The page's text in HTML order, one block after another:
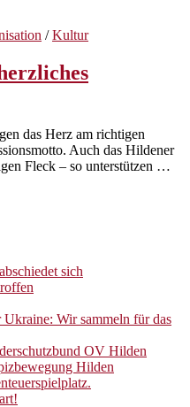
/Kultur
das Herz am richtigen
Auch das Hildener
Fleck – so unterstützen …
sich
Wir sammeln für das
OV Hilden
Hilden